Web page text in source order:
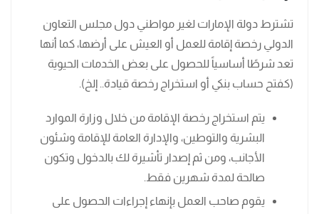
تشترط دولة الإمارات لغير مواطني دول مجلس التعاون
الدولي رخصة إقامة للعمل أو العيش على أرضها، كما أنها
تعد شرطًا أساسياً للحصول على بعض الخدمات الحيوية
(كفتح حساب بنكي أو استخراج رخصة قيادة.. إلخ).
يتم استخراج رخصة الإقامة من خلال وزارة الموارد
البشرية والتوطين، والإدارة العامة للإقامة وشئون
الأجانب، ومن ثم إصدار تأشيرة لك بالدخول وتكون
صالحة لمدة شهرين فقط.
يقوم صاحب العمل بإنهاء إجراءات الحصول على